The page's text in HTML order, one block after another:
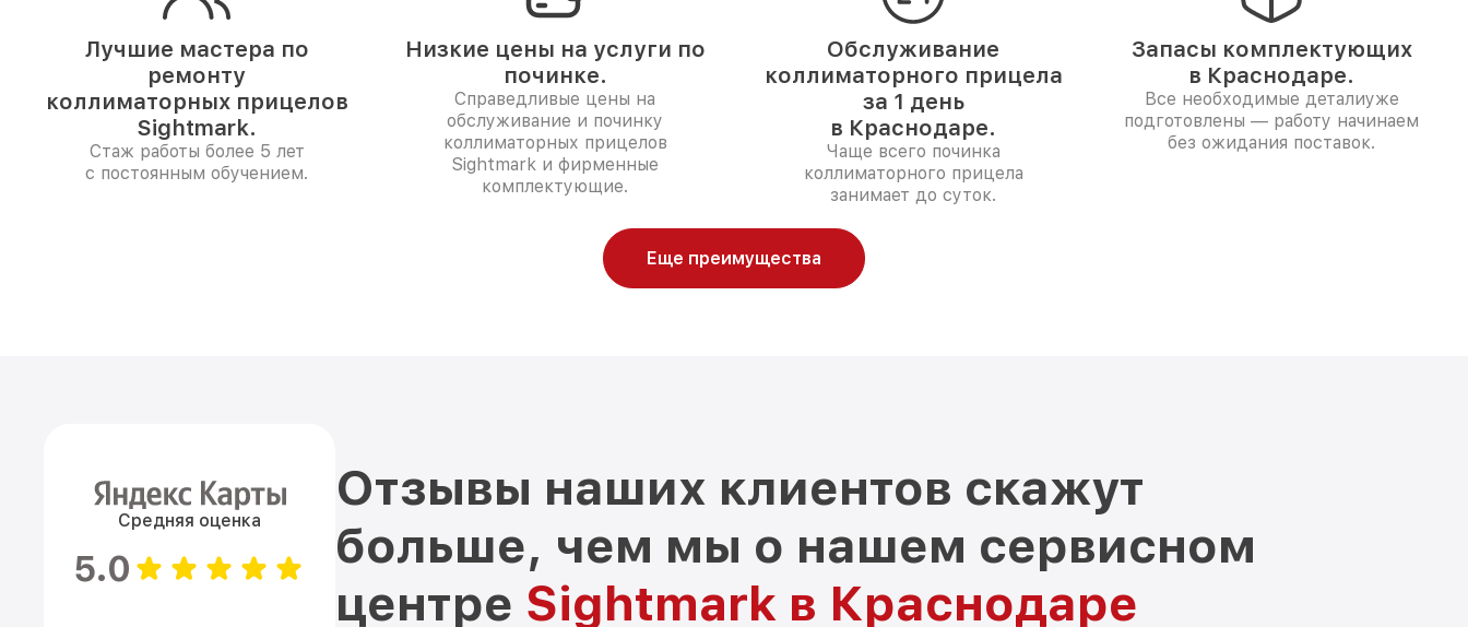
Лучшие мастера по
ремонту
коллиматорных прицелов
Sightmark.
Стаж работы более 5 лет
с постоянным обучением.
Низкие цены на услуги по
починке.
Справедливые цены на
обслуживание и починку
коллиматорных прицелов
Sightmark и фирменные
комплектующие.
Обслуживание
коллиматорного прицела
за 1 день
в Краснодаре.
Чаще всего починка
коллиматорного прицела
занимает до суток.
Запасы комплектующих
в Краснодаре.
Все необходимые деталиуже
подготовлены — работу начинаем
без ожидания поставок.
Еще преимущества
Средняя оценка
5.0
Отзывы наших клиентов скажут
больше, чем мы о нашем сервисном
центре Sightmark в Краснодаре